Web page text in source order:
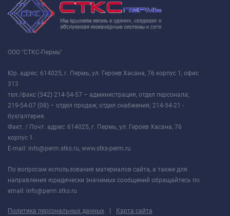
ООО "СТКС-Пермь"
Юр. адрес: 614025, г. Пермь, ул. Героев Хасана, 76 корпус 1, офис
313
тел./факс (342) 214-54-57 – администрация, отдел персонала;
219-54-07 (08) – отдел продаж, отдел снабжения; 214-54-21 -
бухгалтерия.
Факт. / Почт. адрес: 614025, г. Пермь, ул. Героев Хасана, 76
корпус 1.
E-mail: info@perm.stks.ru, www.stks-perm.ru
По вопросам использования материалов сайта, а также для
направления юридически значимых сообщений обращайтесь по
email: info@perm.stks.ru
Политика персональных данных | Карта сайта